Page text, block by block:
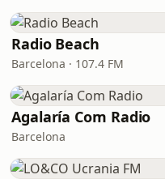
Radio Beach
Barcelona · 107.4 FM
Agalaría Com Radio
Barcelona